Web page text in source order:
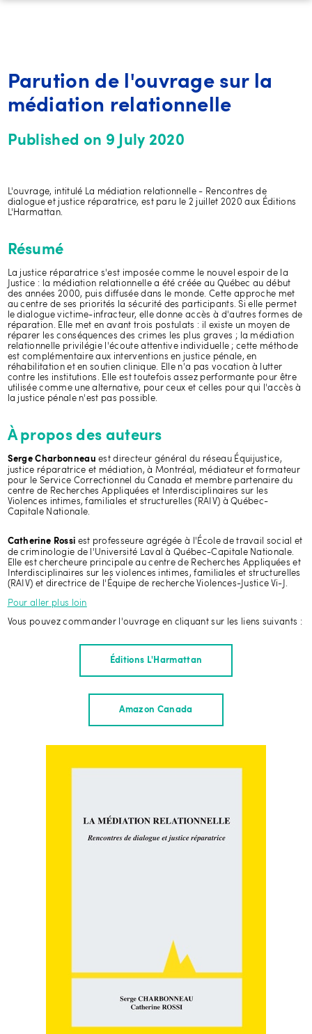
Parution de l'ouvrage sur la
médiation relationnelle
Published on 9 July 2020
L'ouvrage, intitulé La médiation relationnelle - Rencontres de
dialogue et justice réparatrice, est paru le 2 juillet 2020 aux Éditions
L'Harmattan.
Résumé
La justice réparatrice s'est imposée comme le nouvel espoir de la
Justice : la médiation relationnelle a été créée au Québec au début
des années 2000, puis diffusée dans le monde. Cette approche met
au centre de ses priorités la sécurité des participants. Si elle permet
le dialogue victime-infracteur, elle donne accès à d'autres formes de
réparation. Elle met en avant trois postulats : il existe un moyen de
réparer les conséquences des crimes les plus graves ; la médiation
relationnelle privilégie l'écoute attentive individuelle ; cette méthode
est complémentaire aux interventions en justice pénale, en
réhabilitation et en soutien clinique. Elle n'a pas vocation à lutter
contre les institutions. Elle est toutefois assez performante pour être
utilisée comme une alternative, pour ceux et celles pour qui l'accès à
la justice pénale n'est pas possible.
À propos des auteurs
Serge Charbonneau est directeur général du réseau Équijustice,
justice réparatrice et médiation, à Montréal, médiateur et formateur
pour le Service Correctionnel du Canada et membre partenaire du
centre de Recherches Appliquées et Interdisciplinaires sur les
Violences intimes, familiales et structurelles (RAIV) à Québec-
Capitale Nationale.
Catherine Rossi est professeure agrégée à l'École de travail social et
de criminologie de l'Université Laval à Québec-Capitale Nationale.
Elle est chercheure principale au centre de Recherches Appliquées et
Interdisciplinaires sur les violences intimes, familiales et structurelles
(RAIV) et directrice de l'Équipe de recherche Violences-Justice Vi-J.
Pour aller plus loin
Vous pouvez commander l'ouvrage en cliquant sur les liens suivants :
Éditions L'Harmattan
Amazon Canada